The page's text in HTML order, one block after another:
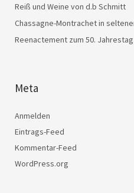
Reiß und Weine von d.b Schmitt
Chassagne-Montrachet in
Reenactement zum 50.
Meta
Anmelden
Eintrags-Feed
Kommentar-Feed
WordPress.org